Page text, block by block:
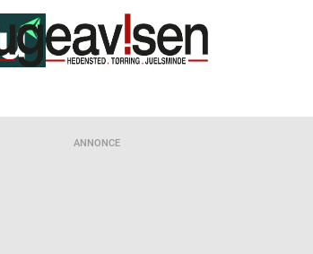
ANNONCE